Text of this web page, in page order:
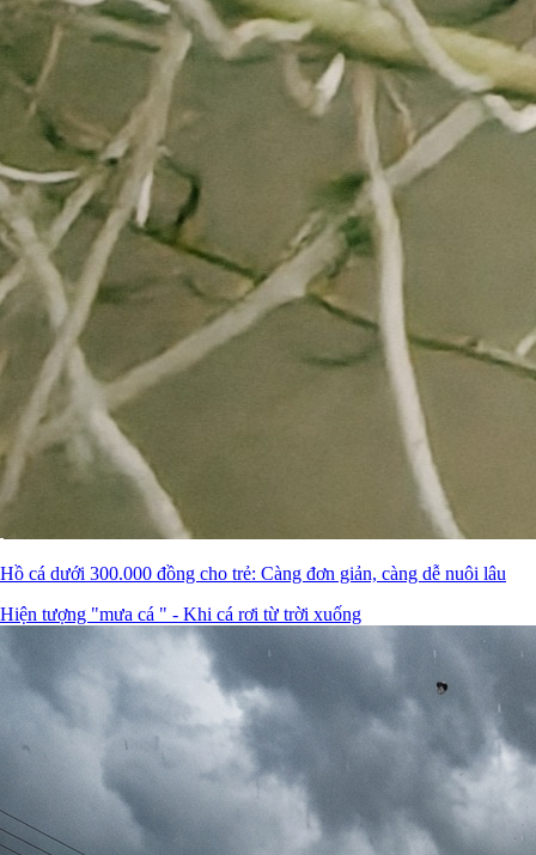
Hồ cá dưới 300.000 đồng cho trẻ: Càng đơn giản, càng dễ nuôi lâu
Hiện tượng "mưa cá " - Khi cá rơi từ trời xuống